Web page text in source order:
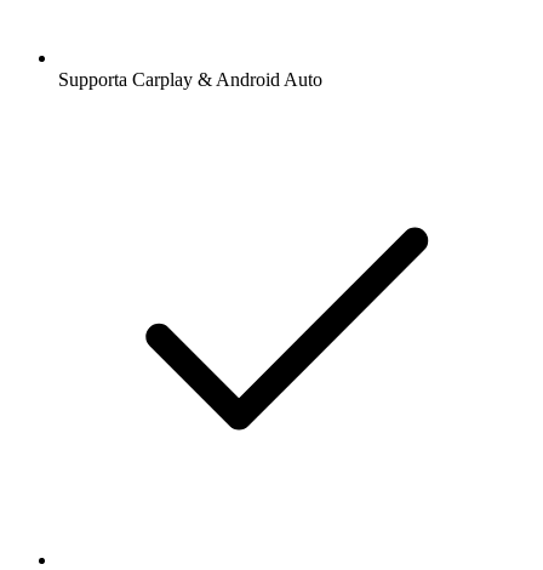
Supporta Carplay & Android Auto